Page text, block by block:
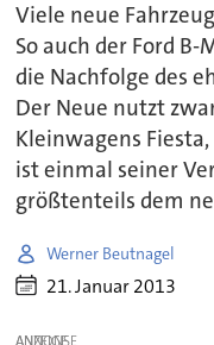
Viele neue
So auch der Ford
die Nachfolge des
Der Neue nutzt
Kleinwagens
ist einmal seiner
größtenteils dem
Werner Beutnagel
21. Januar 2013
ANZEIGE